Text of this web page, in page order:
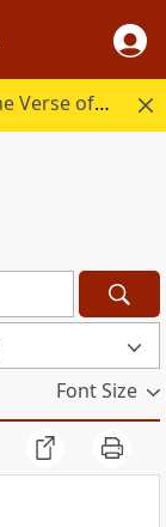
Start your day in God's Word with the Verse of the Day.
Font Size